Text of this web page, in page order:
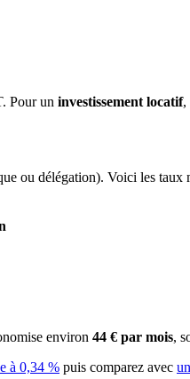
Pour un investissement locatif,
ou délégation). Voici les taux
environ 44 € par mois,
à 0,34 % puis comparez avec